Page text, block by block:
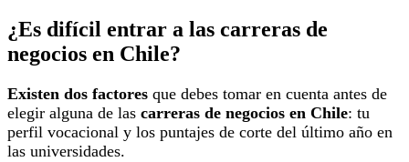
¿Es difícil entrar a las carreras de
negocios en Chile?
Existen dos factores que debes tomar en cuenta antes de
elegir alguna de las carreras de negocios en Chile: tu
perfil vocacional y los puntajes de corte del último año en
las universidades.